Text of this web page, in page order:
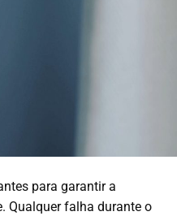
para garantir a
Qualquer falha durante o